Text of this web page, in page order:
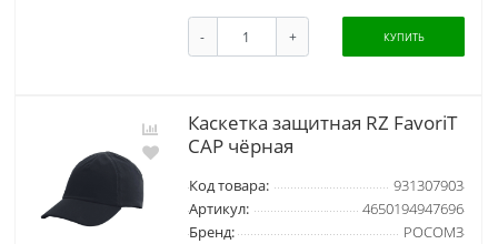
- + КУПИТЬ
Каскетка защитная RZ FavoriT
CAP чёрная
Код товара:
931307903
Артикул:
4650194947696
Бренд:
РОСОМЗ